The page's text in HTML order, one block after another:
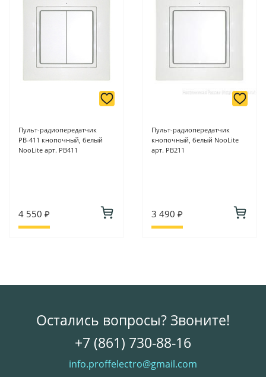
Пульт-радиопередатчик
РВ-411 кнопочный, белый
NooLite арт. PB411
4 550 ₽
Пульт-радиопередатчик
кнопочный, белый NooLite
арт. PB211
3 490 ₽
Остались вопросы? Звоните!
+7 (861) 730-88-16
info.proffelectro@gmail.com